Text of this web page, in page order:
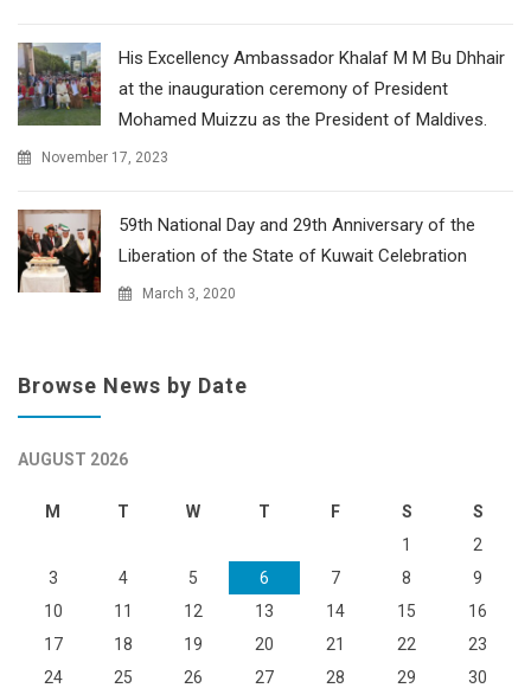
His Excellency Ambassador Khalaf M M Bu Dhhair
at the inauguration ceremony of President
Mohamed Muizzu as the President of Maldives.
November 17, 2023
59th National Day and 29th Anniversary of the
Liberation of the State of Kuwait Celebration
March 3, 2020
Browse News by Date
AUGUST 2026
M T W T F S
S
1
2
3
4 5 6 7 8
9
10
11 12 13 14 15
16
17
18 19 20 21 22
23
24
25 26 27 28 29
30